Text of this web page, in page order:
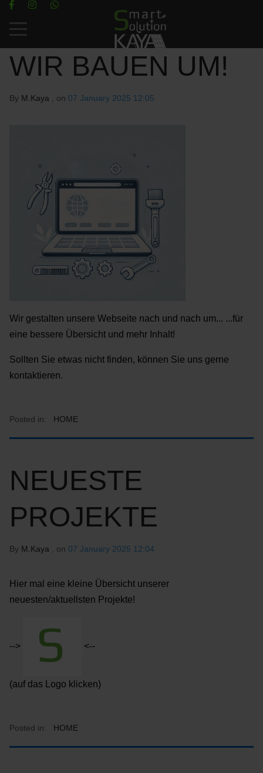
Mobile Menu Toggle
WIR BAUEN UM!
By M.Kaya , on 07 January 2025 12:05
Wir gestalten unsere Webseite nach und nach um... ...für
eine bessere Übersicht und mehr Inhalt!
Sollten Sie etwas nicht finden, können Sie uns gerne
kontaktieren.
Posted in: HOME
NEUESTE
PROJEKTE
By M.Kaya , on 07 January 2025 12:04
Hier mal eine kleine Übersicht unserer
neuesten/aktuellsten Projekte!
--> <--
(auf das Logo klicken)
Posted in: HOME